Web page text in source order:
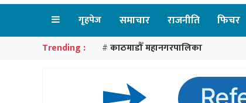
गृहपेज समाचार राजनीति फिचर
Trending : # काठमाडौँ महानगरपालिका